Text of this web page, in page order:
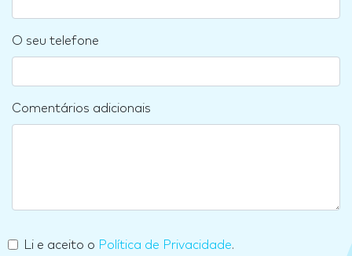
O seu telefone
Comentários adicionais
Li e aceito o Política de Privacidade.